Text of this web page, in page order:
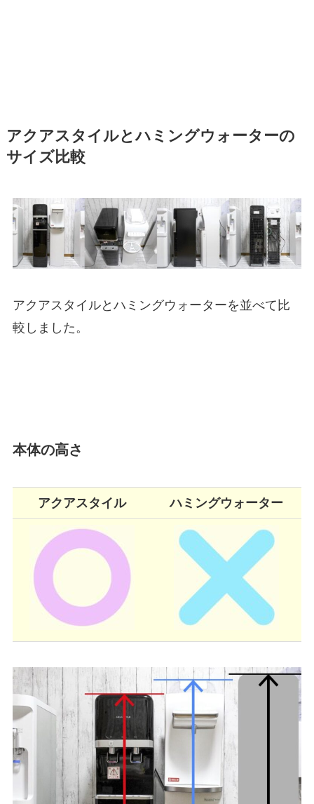
アクアスタイルとハミングウォーターの
サイズ比較
アクアスタイルとハミングウォーターを並べて比
較しました。
本体の高さ
アクアスタイル ハミングウォーター